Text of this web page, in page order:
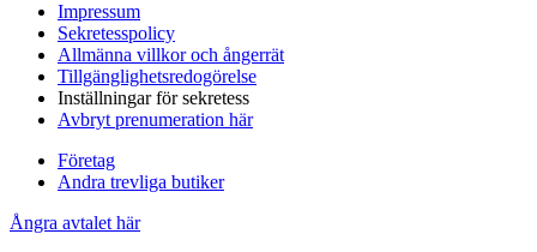
Impressum
Sekretesspolicy
Allmänna villkor och ångerrät
Tillgänglighetsredogörelse
Inställningar för sekretess
Avbryt prenumeration här
Företag
Andra trevliga butiker
Ångra avtalet här